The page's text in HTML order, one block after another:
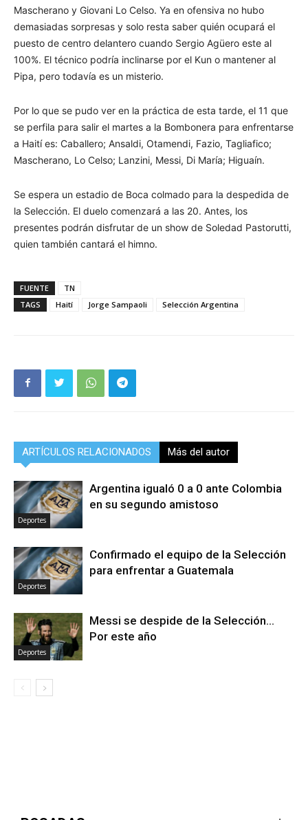
Mascherano y Giovani Lo Celso. Ya en ofensiva no hubo
demasiadas sorpresas y solo resta saber quién ocupará el
puesto de centro delantero cuando Sergio Agüero este al
100%. El técnico podría inclinarse por el Kun o mantener al
Pipa, pero todavía es un misterio.
Por lo que se pudo ver en la práctica de esta tarde, el 11 que
se perfila para salir el martes a la Bombonera para enfrentarse
a Haití es: Caballero; Ansaldi, Otamendi, Fazio, Tagliafico;
Mascherano, Lo Celso; Lanzini, Messi, Di María; Higuaín.
Se espera un estadio de Boca colmado para la despedida de
la Selección. El duelo comenzará a las 20. Antes, los
presentes podrán disfrutar de un show de Soledad Pastorutti,
quien también cantará el himno.
FUENTE
TN
TAGS
Haití Jorge Sampaoli Selección Argentina
ARTÍCULOS RELACIONADOS Más del autor
Deportes
Argentina igualó 0 a 0 ante Colombia
en su segundo amistoso
Deportes
Confirmado el equipo de la Selección
para enfrentar a Guatemala
Deportes
Messi se despide de la Selección…
Por este año